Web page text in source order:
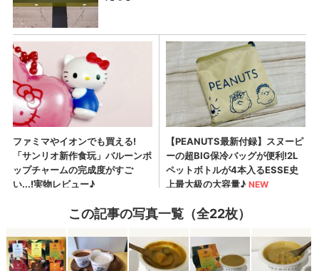
この記事の写真一覧（全22枚）